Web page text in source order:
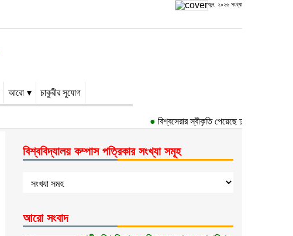
জুন, ২০২৬ সংখ্যা
আরো চাকুরীর সুযোগ
বিশ্বসেরার স্বীকৃতি পেয়েছে ঢাকা
বিশ্ববিদ্যালয় কম্পাস পত্রিকার সংখ্যা সমূহ
আরো সংবাদ